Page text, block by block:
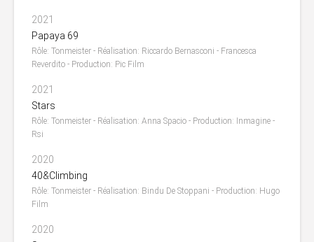
2021
Papaya 69
Rôle: Tonmeister - Réalisation: Riccardo Bernasconi - Francesca
Reverdito - Production: Pic Film
2021
Stars
Rôle: Tonmeister - Réalisation: Anna Spacio - Production: Inmagine -
Rsi
2020
40&Climbing
Rôle: Tonmeister - Réalisation: Bindu De Stoppani - Production: Hugo
Film
2020